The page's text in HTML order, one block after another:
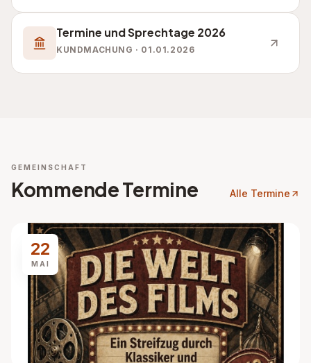
Termine und Sprechtage 2026
KUNDMACHUNG · 01.01.2026
GEMEINSCHAFT
Kommende Termine Alle Termine
22
MAI